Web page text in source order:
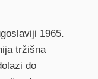
1965.
tržišna
do